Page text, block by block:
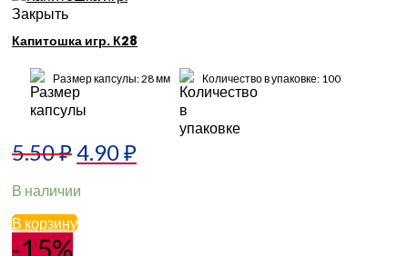
Закрыть
Капитошка игр. К28
Размер капсулы: 28 мм Количество в упаковке: 100
5.50₽4.90₽
В наличии
В корзину
-15%